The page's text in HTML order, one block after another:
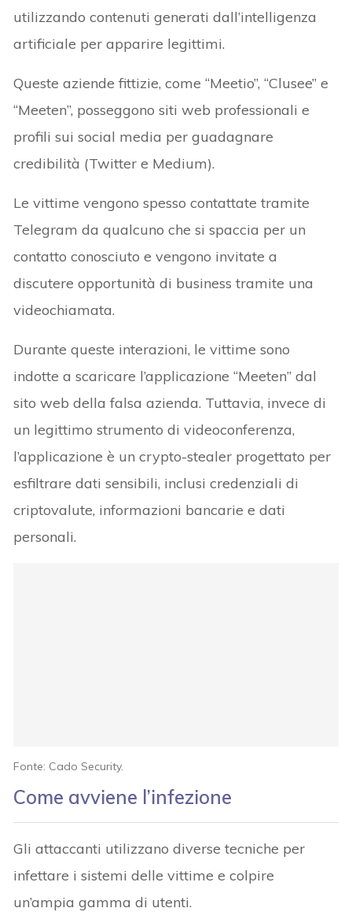
utilizzando contenuti generati dall’intelligenza
artificiale per apparire legittimi.
Queste aziende fittizie, come “Meetio”, “Clusee” e
“Meeten”, posseggono siti web professionali e
profili sui social media per guadagnare
credibilità (Twitter e Medium).
Le vittime vengono spesso contattate tramite
Telegram da qualcuno che si spaccia per un
contatto conosciuto e vengono invitate a
discutere opportunità di business tramite una
videochiamata.
Durante queste interazioni, le vittime sono
indotte a scaricare l’applicazione “Meeten” dal
sito web della falsa azienda. Tuttavia, invece di
un legittimo strumento di videoconferenza,
l’applicazione è un crypto-stealer progettato per
esfiltrare dati sensibili, inclusi credenziali di
criptovalute, informazioni bancarie e dati
personali.
Fonte: Cado Security.
Come avviene l’infezione
Gli attaccanti utilizzano diverse tecniche per
infettare i sistemi delle vittime e colpire
un’ampia gamma di utenti.